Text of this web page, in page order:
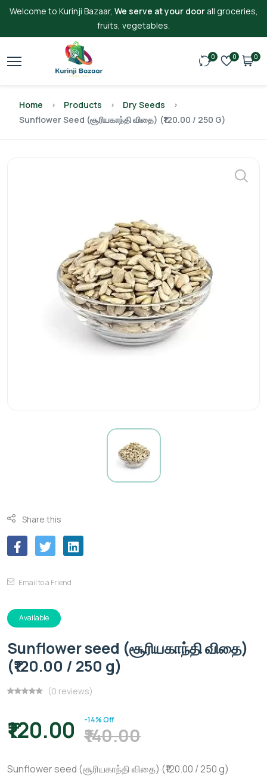
Welcome to Kurinji Bazaar, We serve at your doorall groceries,
fruits, vegetables.
0 0 0
Home Products
Dry Seeds
Sunflower Seed (சூரியகாந்தி விதை) (₹120.00 / 250 G)
Share this
Email to a Friend
Available
Sunflower seed (சூரியகாந்தி விதை)
(₹120.00 / 250 g)
(0 reviews)
₹120.00 -14% Off
₹140.00
Sunflower seed (சூரியகாந்தி விதை) (₹120.00 / 250 g)